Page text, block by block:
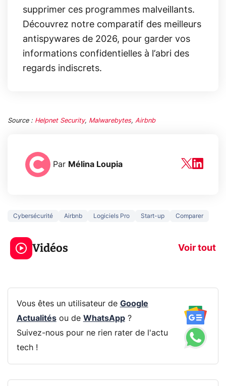
supprimer ces programmes malveillants.
Découvrez notre comparatif des meilleurs
antispywares de 2026, pour garder vos
informations confidentielles à l’abri des
regards indiscrets.
Source : Helpnet Security, Malwarebytes, Airbnb
Par Mélina Loupia
Cybersécurité Airbnb Logiciels Pro Start-up Comparer
Vidéos Voir tout
3 écrans en 1 pour
319€ ? Voici L'AOC
CQ32G4ZA !
5
prochaine
Vous êtes un utilisateur de Google
Actualitésou de WhatsApp?
Suivez-nous pour ne rien rater de l'actu
tech !